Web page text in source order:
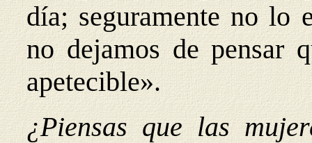
día; seguramente no lo
no dejamos de pensar
apetecible».
¿Piensas que las